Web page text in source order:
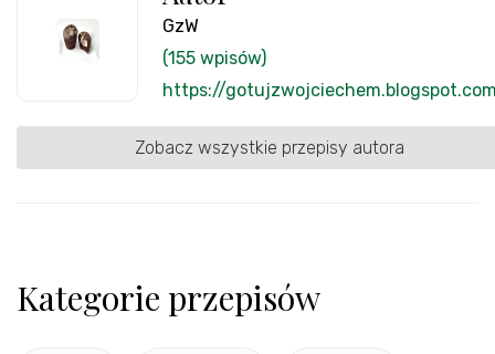
GzW
(155 wpisów)
https://
Zobacz wszystkie przepisy autora
Kategorie przepisów